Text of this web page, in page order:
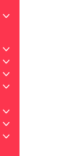
+
+
+
+
+
+
+
+